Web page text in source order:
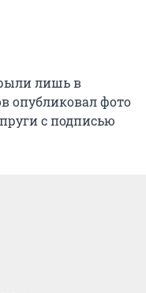
лишь в
опубликовал фото
с подписью